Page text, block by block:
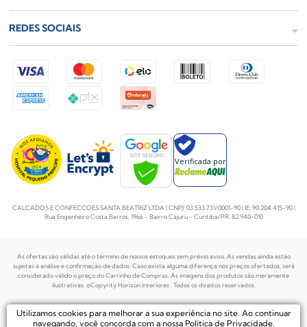
REDES SOCIAIS
Verificada por
CALCADOS E CONFECCOES SANTA BEATRIZ LTDA | CNPJ: 03.533.731/0001-90 | IE: 90.204.415-90 |
Rua Engenheiro Costa Barros, 1966 - Bairro Cajuru - Curitiba/PR, 82.940-010
As ofertas são válidas até o término de nossos estoques sem prévio aviso. As vendas ainda estão
sujeitas à análise e confirmação de dados. Caso exista alguma diferença nos preçosofertados, será
considerado válido o preço do Carrinho de Compras. As imagens dos produtos são meramente
ilustrativas. ©Copyrity Horizon Interiores . Todos os direitos reservados.
Desenvolvido por Plataforma de
Ecommerce by
Utilizamos cookies para melhorar a sua experiência no site. Ao continuar
navegando, você concorda com a nossa Política de Privacidade.